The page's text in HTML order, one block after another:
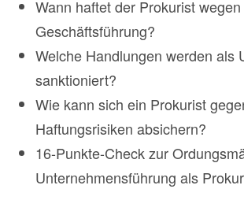
Wann haftet der Prokurist
Geschäftsführung?
Welche Handlungen werden als
sanktioniert?
Wie kann sich ein Prokurist
Haftungsrisiken absichern?
16-Punkte-Check zur
Unternehmensführung als